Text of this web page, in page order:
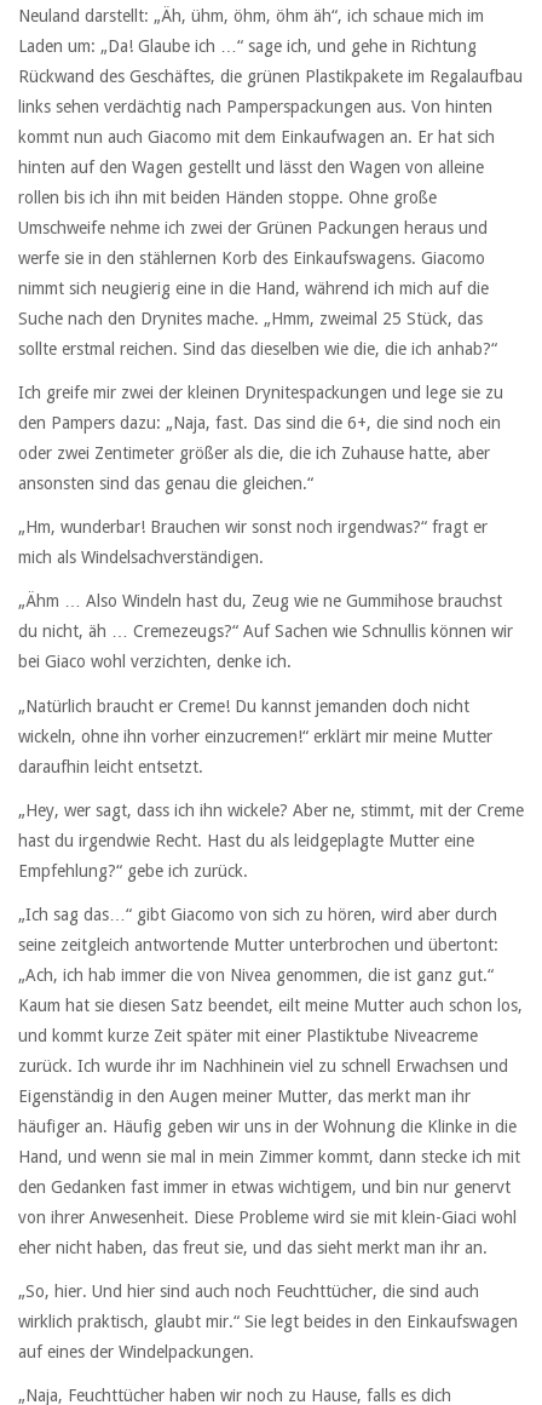
Neuland darstellt: „Äh, ühm, öhm, öhm äh“, ich schaue mich im
Laden um: „Da! Glaube ich …“ sage ich, und gehe in Richtung
Rückwand des Geschäftes, die grünen Plastikpakete im Regalaufbau
links sehen verdächtig nach Pamperspackungen aus. Von hinten
kommt nun auch Giacomo mit dem Einkaufwagen an. Er hat sich
hinten auf den Wagen gestellt und lässt den Wagen von alleine
rollen bis ich ihn mit beiden Händen stoppe. Ohne große
Umschweife nehme ich zwei der Grünen Packungen heraus und
werfe sie in den stählernen Korb des Einkaufswagens. Giacomo
nimmt sich neugierig eine in die Hand, während ich mich auf die
Suche nach den Drynites mache. „Hmm, zweimal 25 Stück, das
sollte erstmal reichen. Sind das dieselben wie die, die ich anhab?“
Ich greife mir zwei der kleinen Drynitespackungen und lege sie zu
den Pampers dazu: „Naja, fast. Das sind die 6+, die sind noch ein
oder zwei Zentimeter größer als die, die ich Zuhause hatte, aber
ansonsten sind das genau die gleichen.“
„Hm, wunderbar! Brauchen wir sonst noch irgendwas?“ fragt er
mich als Windelsachverständigen.
„Ähm … Also Windeln hast du, Zeug wie ne Gummihose brauchst
du nicht, äh … Cremezeugs?“ Auf Sachen wie Schnullis können wir
bei Giaco wohl verzichten, denke ich.
„Natürlich braucht er Creme! Du kannst jemanden doch nicht
wickeln, ohne ihn vorher einzucremen!“ erklärt mir meine Mutter
daraufhin leicht entsetzt.
„Hey, wer sagt, dass ich ihn wickele? Aber ne, stimmt, mit der Creme
hast du irgendwie Recht. Hast du als leidgeplagte Mutter eine
Empfehlung?“ gebe ich zurück.
„Ich sag das…“ gibt Giacomo von sich zu hören, wird aber durch
seine zeitgleich antwortende Mutter unterbrochen und übertont:
„Ach, ich hab immer die von Nivea genommen, die ist ganz gut.“
Kaum hat sie diesen Satz beendet, eilt meine Mutter auch schon los,
und kommt kurze Zeit später mit einer Plastiktube Niveacreme
zurück. Ich wurde ihr im Nachhinein viel zu schnell Erwachsen und
Eigenständig in den Augen meiner Mutter, das merkt man ihr
häufiger an. Häufig geben wir uns in der Wohnung die Klinke in die
Hand, und wenn sie mal in mein Zimmer kommt, dann stecke ich mit
den Gedanken fast immer in etwas wichtigem, und bin nur genervt
von ihrer Anwesenheit. Diese Probleme wird sie mit klein-Giaci wohl
eher nicht haben, das freut sie, und das sieht merkt man ihr an.
„So, hier. Und hier sind auch noch Feuchttücher, die sind auch
wirklich praktisch, glaubt mir.“ Sie legt beides in den Einkaufswagen
auf eines der Windelpackungen.
„Naja, Feuchttücher haben wir noch zu Hause, falls es dich